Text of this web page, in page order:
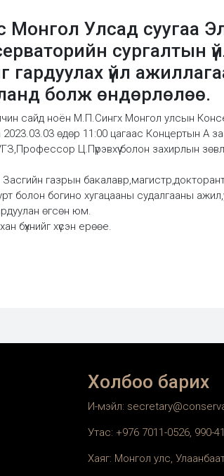
Монгол Улсад суугаа
сургалтын
үйл
болж өндөрлөлөө.
сайд ноён М.П.Сингх Монгол улсын
өдөр 11:00 цагаас Концертын А
Ц.Пүрэвхүү болон захирлын
газрын
болон богино хугацааны судалгааны
өгсөн юм.
бүхнийг хүсэн ерөөе.
Холбоо барих
И-мэйл:
Утас: +976 7011-0526, 990-
Хаяг: Монгол улс,